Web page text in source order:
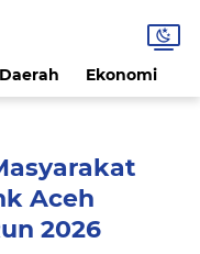
Daerah Ekonomi
Aceh
2026